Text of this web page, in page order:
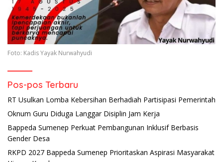
Foto: Kadis Yayak Nurwahyudi
Pos-pos Terbaru
RT Usulkan Lomba Kebersihan Berhadiah Partisipasi Pemerintah
Oknum Guru Diduga Langgar Disiplin Jam Kerja
Bappeda Sumenep Perkuat Pembangunan Inklusif Berbasis
Gender Desa
RKPD 2027 Bappeda Sumenep Prioritaskan Aspirasi Masyarakat